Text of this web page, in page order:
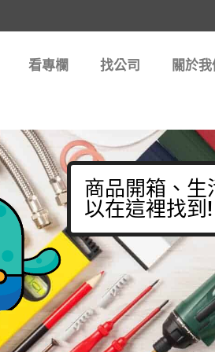
看專欄 找公司 關於我
商品開箱、生
以在這裡找到!